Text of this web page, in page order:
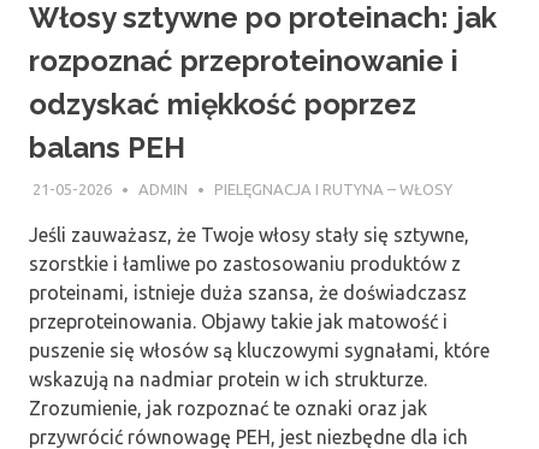
Włosy sztywne po proteinach: jak
rozpoznać przeproteinowanie i
odzyskać miękkość poprzez
balans PEH
21-05-2026 ADMIN PIELĘGNACJA I RUTYNA – WŁOSY
Jeśli zauważasz, że Twoje włosy stały się sztywne,
szorstkie i łamliwe po zastosowaniu produktów z
proteinami, istnieje duża szansa, że doświadczasz
przeproteinowania. Objawy takie jak matowość i
puszenie się włosów są kluczowymi sygnałami, które
wskazują na nadmiar protein w ich strukturze.
Zrozumienie, jak rozpoznać te oznaki oraz jak
przywrócić równowagę PEH, jest niezbędne dla ich